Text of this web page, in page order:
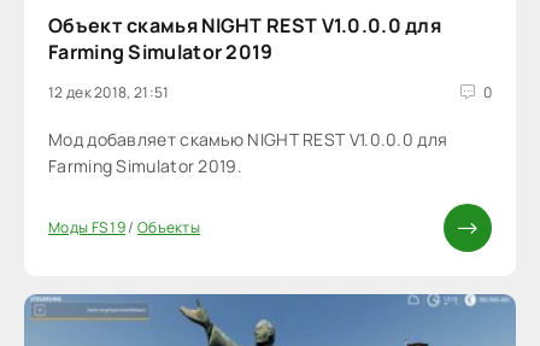
Объект скамья NIGHT REST V1.0.0.0 для
Farming Simulator 2019
12 дек 2018, 21:51 0
Мод добавляет скамью NIGHT REST V1.0.0.0 для
Farming Simulator 2019.
Моды FS 19/ Объекты